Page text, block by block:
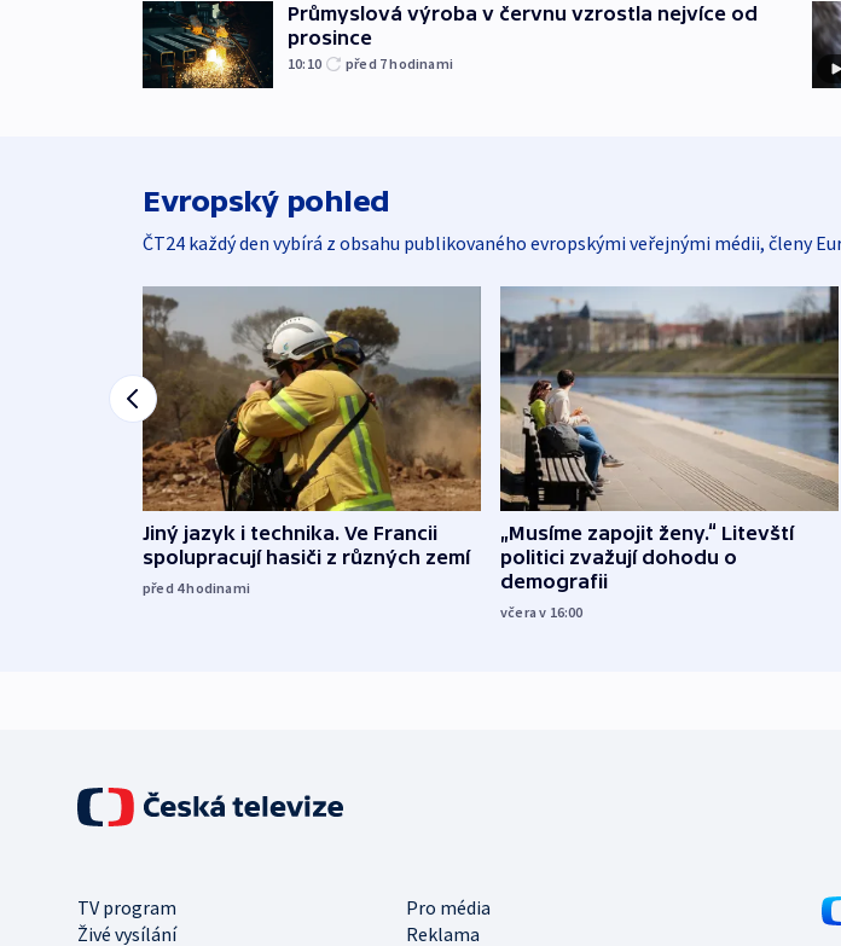
Průmyslová výroba v červnu vzrostla nejvíce od
prosince
10:10 před 7hodinami
Evropský pohled
ČT24 každý den vybírá z obsahu publikovaného evropskými veřejnými médii, členy
Jiný jazyk i technika. Ve Francii
spolupracují hasiči z různých zemí
před 4hodinami
„Musíme zapojit ženy.“ Litevští
politici zvažují dohodu o
demografii
včera v 16:00
TV program
Pro média
Živé vysílání
Reklama